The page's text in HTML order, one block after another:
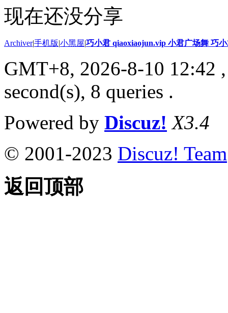
现在还没分享
Archiver|手机版|小黑屋|巧小君 qiaoxiaojun.vip 小君广场舞 巧
GMT+8, 2026-8-10 12:42
second(s), 8 queries .
Powered by Discuz! X3.4
© 2001-2023 Discuz! Team
返回顶部